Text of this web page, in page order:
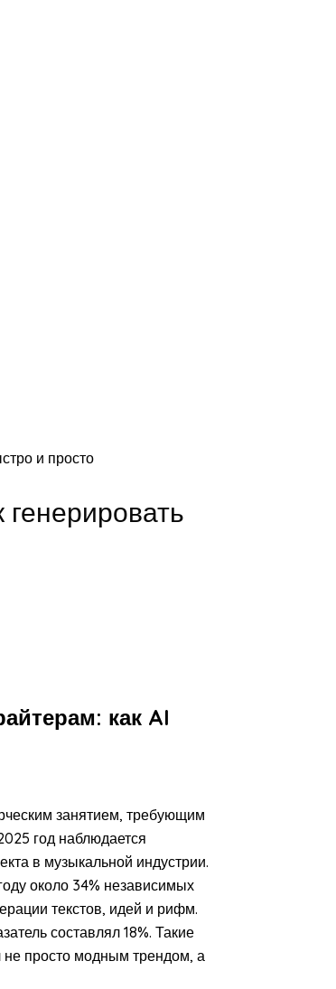
и просто
как AI
занятием, требующим
год наблюдается
в музыкальной индустрии.
около 34% независимых
текстов, идей и рифм.
составлял 18%. Такие
не просто модным трендом, а